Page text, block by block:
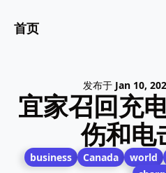
首页
发布于 Jan 10,
宜家召回充
伤和电
business Canada world